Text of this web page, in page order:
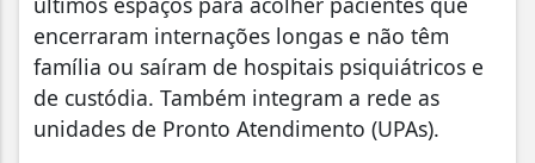
encerraram internações longas e não têm
família ou saíram de hospitais psiquiátricos e
de custódia. Também integram a rede as
unidades de Pronto Atendimento (UPAs).